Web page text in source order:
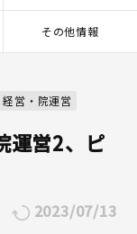
その他情報
経営・院運営
運営2、ピ
2023/07/13